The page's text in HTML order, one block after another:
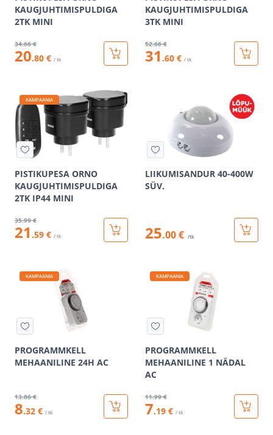
KAUGJUHTIMISPULDIGA
2TK MINI
34.66 €
20.80 € / tk
KAUGJUHTIMISPULDIGA
3TK MINI
52.66 €
31 .60 € / tk
KAMPAANIA
PISTIKUPESA ORNO
KAUGJUHTIMISPULDIGA
2TK IP44 MINI
35.99 €
21 .59 € / tk
LIIKUMISANDUR 40-400W
SÜV.
25.00 € /tk
KAMPAANIA
PROGRAMMKELL
MEHAANILINE 24H AC
13.86 €
8.32 € / tk
KAMPAANIA
PROGRAMMKELL
MEHAANILINE 1 NÄDAL
AC
11.99 €
7.19 € / tk